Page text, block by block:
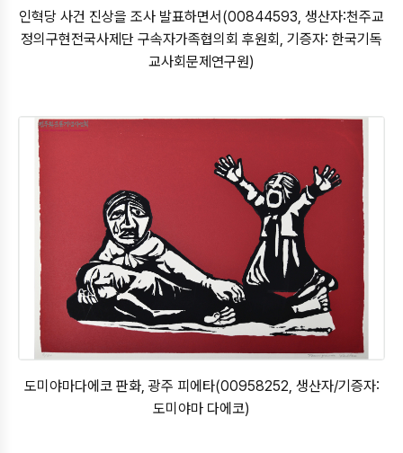
인혁당 사건 진상을 조사 발표하면서(00844593, 생산자:천주교
정의구현전국사제단 구속자가족협의회 후원회, 기증자: 한국기독
교사회문제연구원)
도미야마다에코 판화, 광주 피에타(00958252, 생산자/기증자:
도미야마 다에코)